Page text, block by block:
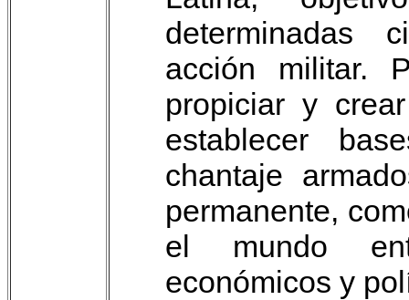
determinadas
acción militar.
propiciar y
establecer
chantaje
permanente,
el mundo
económicos y